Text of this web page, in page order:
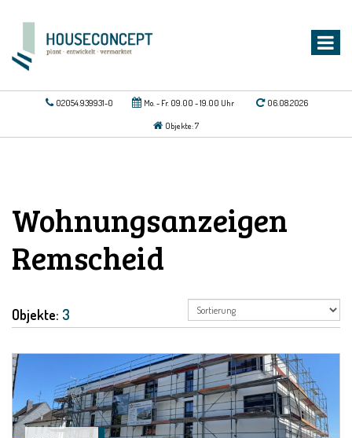
02054.939931-0 Mo. - Fr. 09.00 - 19.00 Uhr 06.08.2026
Objekte: 7
Wohnungsanzeigen
Remscheid
Objekte: 3